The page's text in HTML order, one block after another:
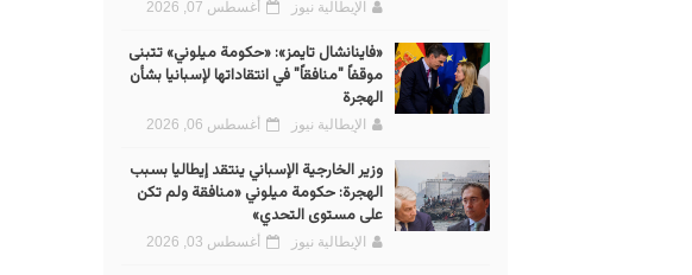
الإيطالية نيوز أغسطس 07, 2026
«فاينانشال تايمز»: «حكومة ميلوني» تتبنى
موقفاً "منافقاً" في انتقاداتها لإسبانيا بشأن
الهجرة
الإيطالية نيوز أغسطس 06, 2026
وزير الخارجية الإسباني ينتقد إيطاليا بسبب
الهجرة: حكومة ميلوني «منافقة ولم تكن
على مستوى التحدي»
الإيطالية نيوز أغسطس 03, 2026